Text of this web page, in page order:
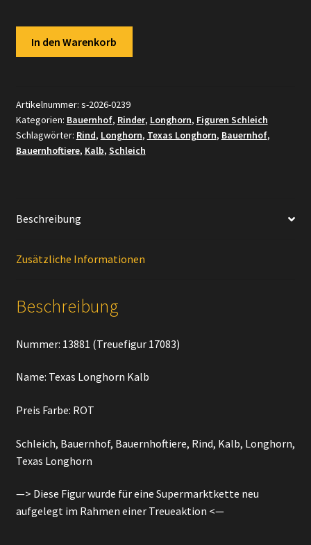
[Treuefigur]
17083
Texas
Longhorn
In den Warenkorb
Artikelnummer: s-2026-0239
Kategorien: Bauernhof, Rinder, Longhorn, Figuren Schleich
Schlagwörter: Rind, Longhorn, Texas Longhorn, Bauernhof,
Bauernhoftiere, Kalb, Schleich
Beschreibung
Zusätzliche Informationen
Beschreibung
Nummer: 13881 (Treuefigur 17083)
Name: Texas Longhorn Kalb
Preis Farbe: ROT
Schleich, Bauernhof, Bauernhoftiere, Rind, Kalb, Longhorn,
Texas Longhorn
—> Diese Figur wurde für eine Supermarktkette neu
aufgelegt im Rahmen einer Treueaktion <—